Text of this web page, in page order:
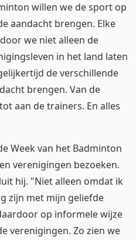
willen we de sport op
aandacht brengen. Elke
we niet alleen de
in het land laten
de verschillende
brengen. Van de
aan de trainers. En alles
Week van het Badminton
verenigingen bezoeken.
hij. "Niet alleen omdat ik
zijn met mijn geliefde
op informele wijze
verenigingen. Zo zien we